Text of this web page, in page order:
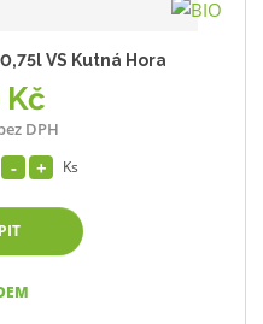
VS Kutná Hora
DPH
Ks